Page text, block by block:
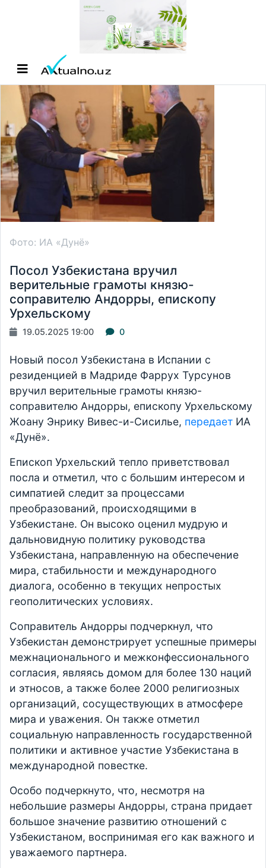
Фото: ИА «Дунё»
Посол Узбекистана вручил
верительные грамоты князю-
соправителю Андорры, епископу
Урхельскому
19.05.2025 19:00 0
Новый посол Узбекистана в Испании с
резиденцией в Мадриде Фаррух Турсунов
вручил верительные грамоты князю-
соправителю Андорры, епископу Урхельскому
Жоану Энрику Вивес-и-Сисилье, передает ИА
«Дунё».
Епископ Урхельский тепло приветствовал
посла и отметил, что с большим интересом и
симпатией следит за процессами
преобразований, происходящими в
Узбекистане. Он высоко оценил мудрую и
дальновидную политику руководства
Узбекистана, направленную на обеспечение
мира, стабильности и международного
диалога, особенно в текущих непростых
геополитических условиях.
Соправитель Андорры подчеркнул, что
Узбекистан демонстрирует успешные примеры
межнационального и межконфессионального
согласия, являясь домом для более 130 наций
и этносов, а также более 2000 религиозных
организаций, сосуществующих в атмосфере
мира и уважения. Он также отметил
социальную направленность государственной
политики и активное участие Узбекистана в
международной повестке.
Особо подчеркнуто, что, несмотря на
небольшие размеры Андорры, страна придает
большое значение развитию отношений с
Узбекистаном, воспринимая его как важного и
уважаемого партнера.